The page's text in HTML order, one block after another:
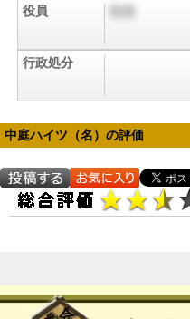
役員
行政処分
中庭ハイツ（名）の評価